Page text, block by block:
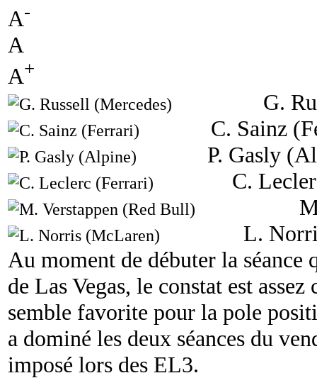
A-
A
A+
G.
C. Sainz
P. Gasly
C.
L.
Au moment de débuter la
de Las Vegas, le constat est
semble favorite pour la pole
a dominé les deux séances du
imposé lors des EL3.